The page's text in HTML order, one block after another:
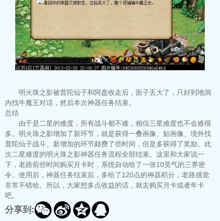
明火珠之影被普陀仙子和阿盘收走后，面子丢大了，只好到地洞
内找牛魔王对话，然后本次神器任务结束。
总结
由于是二星的难度，所有战斗都不难，相信三星难度也不会难很
多。明火珠之影增加了新环节，就是获得一叠画像、贴画像、境外找
普陀仙子战斗。新增加的环节颇费了些时间，但是多获得了奖励。此
次二星难度的明火珠之影神器任务流程全部结束。这里和大家说一
下，老路前些时间购买月卡时，系统自动给了一张10灵气的三界密
令。使用后，神器任务结束后，多给了120点的神器积分，老路感觉
非常不错哈。所以，大家想多点收益的话，就去购买月卡或者年卡
吧。
分享到: